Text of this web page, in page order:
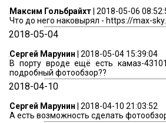
Максим Гольбрайхт | 2018-05-06
Что до него наковырял - https://max-
2018-05-04
Сергей Марунин | 2018-05-04 15:39:04
В порту вроде ещё есть камаз-
подробный фотообзор??
2018-04-10
Сергей Марунин | 2018-04-10 21:03:52
А есть возможность сделать